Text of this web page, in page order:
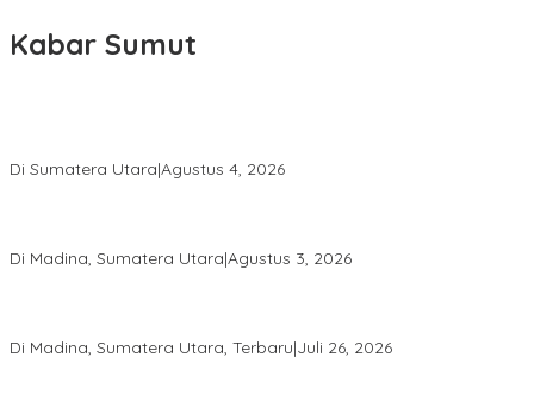
Kabar Sumut
Di Sumatera Utara|Agustus 4, 2026
Di Madina, Sumatera Utara|Agustus 3, 2026
Di Madina, Sumatera Utara, Terbaru|Juli 26, 2026